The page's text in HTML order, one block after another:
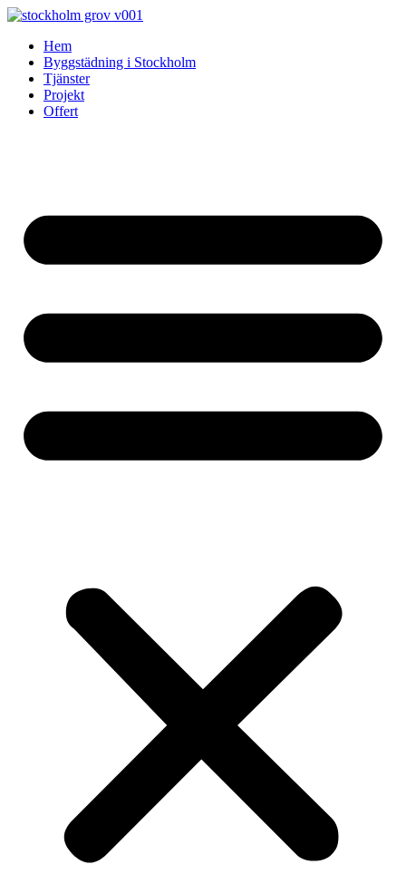
Skip
contentHem
Byggstädning i Stockholm
Tjänster
Projekt
Offert